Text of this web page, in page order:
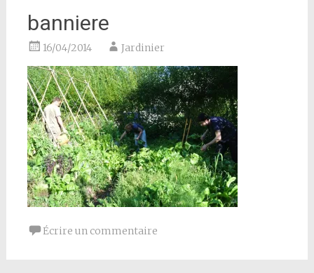
banniere
16/04/2014 Jardinier
Écrire un commentaire